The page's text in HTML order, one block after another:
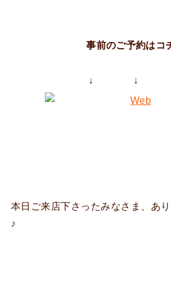
事前のご予約はコ
↓ ↓
本日ご来店下さったみなさま、あ
♪